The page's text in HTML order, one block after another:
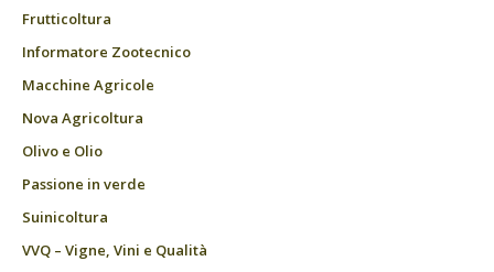
Frutticoltura
Informatore Zootecnico
Macchine Agricole
Nova Agricoltura
Olivo e Olio
Passione in verde
Suinicoltura
VVQ – Vigne, Vini e Qualità